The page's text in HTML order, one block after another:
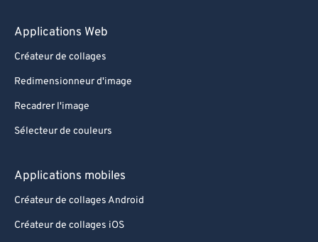
Applications Web
Créateur de collages
Redimensionneur d'image
Recadrer l'image
Sélecteur de couleurs
Applications mobiles
Créateur de collages Android
Créateur de collages iOS